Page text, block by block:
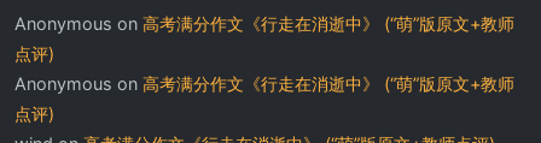
Anonymous on 高考满分作文《行走在消逝中》 (“萌”版原文+教师
点评)
Anonymous on 高考满分作文《行走在消逝中》 (“萌”版原文+教师
点评)